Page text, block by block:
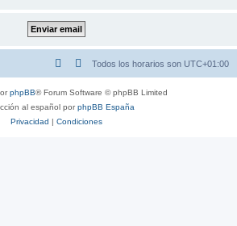
Todos los horarios son UTC+01:00
phpBB® Forum Software © phpBB Limited
al español porphpBB España
Privacidad | Condiciones